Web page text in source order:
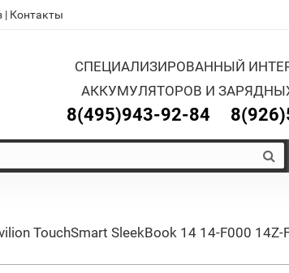
| Контакты
СПЕЦИАЛИЗИРОВАННЫЙ
АККУМУЛЯТОРОВ И
8(495)943-92-84
TouchSmart SleekBook 14 14-F000 14Z-